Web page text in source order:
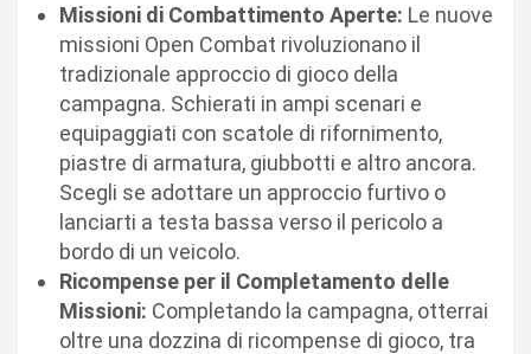
Missioni di Combattimento Aperte: Le nuove
missioni Open Combat rivoluzionano il
tradizionale approccio di gioco della
campagna. Schierati in ampi scenari e
equipaggiati con scatole di rifornimento,
piastre di armatura, giubbotti e altro ancora.
Scegli se adottare un approccio furtivo o
lanciarti a testa bassa verso il pericolo a
bordo di un veicolo.
Ricompense per il Completamento delle
Missioni: Completando la campagna, otterrai
oltre una dozzina di ricompense di gioco, tra